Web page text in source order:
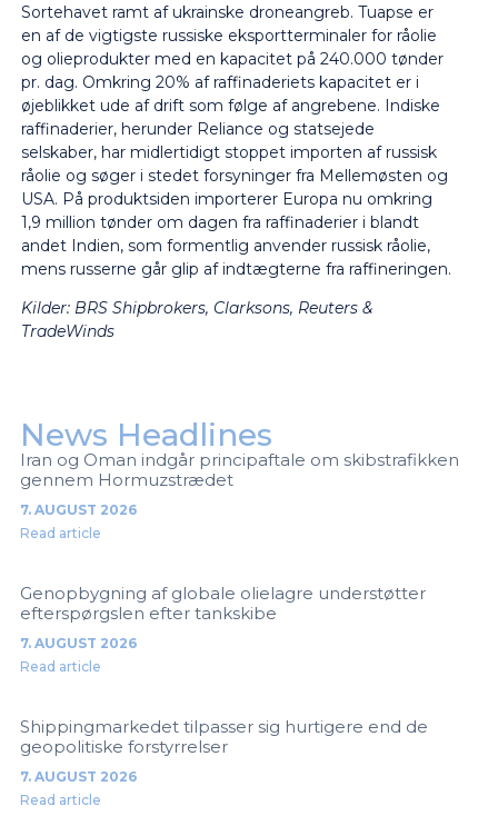
Sortehavet ramt af ukrainske droneangreb. Tuapse er
en af de vigtigste russiske eksportterminaler for råolie
og olieprodukter med en kapacitet på 240.000 tønder
pr. dag. Omkring 20% af raffinaderiets kapacitet er i
øjeblikket ude af drift som følge af angrebene. Indiske
raffinaderier, herunder Reliance og statsejede
selskaber, har midlertidigt stoppet importen af russisk
råolie og søger i stedet forsyninger fra Mellemøsten og
USA. På produktsiden importerer Europa nu omkring
1,9 million tønder om dagen fra raffinaderier i blandt
andet Indien, som formentlig anvender russisk råolie,
mens russerne går glip af indtægterne fra raffineringen.
Kilder: BRS Shipbrokers, Clarksons, Reuters &
TradeWinds
News Headlines
Iran og Oman indgår principaftale om skibstrafikken
gennem Hormuzstrædet
7. AUGUST 2026
Read article
Genopbygning af globale olielagre understøtter
efterspørgslen efter tankskibe
7. AUGUST 2026
Read article
Shippingmarkedet tilpasser sig hurtigere end de
geopolitiske forstyrrelser
7. AUGUST 2026
Read article